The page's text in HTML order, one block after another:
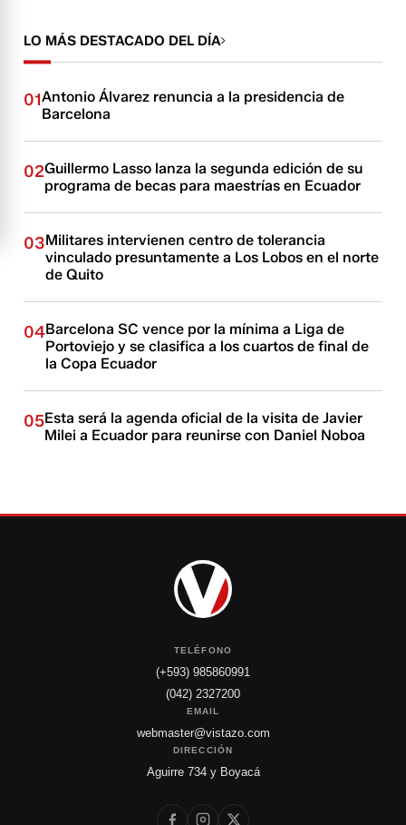
LO MÁS DESTACADO DEL DÍA
01Antonio Álvarez renuncia a la presidencia de
Barcelona
02Guillermo Lasso lanza la segunda edición de su
programa de becas para maestrías en Ecuador
03Militares intervienen centro de tolerancia
vinculado presuntamente a Los Lobos en el norte
de Quito
04Barcelona SC vence por la mínima a Liga de
Portoviejo y se clasifica a los cuartos de final de
la Copa Ecuador
05Esta será la agenda oficial de la visita de Javier
Milei a Ecuador para reunirse con Daniel Noboa
TELÉFONO
(+593) 985860991
(042) 2327200
EMAIL
webmaster@vistazo.com
DIRECCIÓN
Aguirre 734 y Boyacá